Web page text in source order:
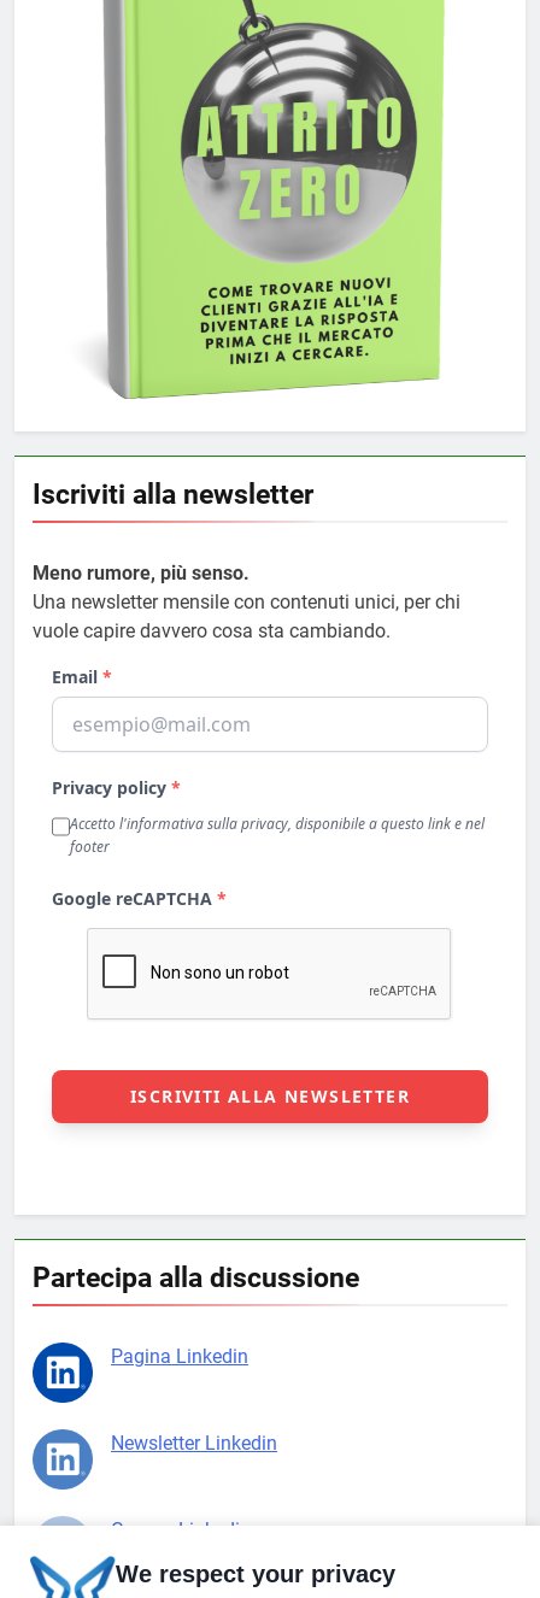
Iscriviti alla newsletter
Meno rumore, più senso.
Una newsletter mensile con contenuti unici, per chi
vuole capire davvero cosa sta cambiando.
Partecipa alla discussione
Pagina Linkedin
Newsletter Linkedin
Gruppo Linkedin
We respect your privacy